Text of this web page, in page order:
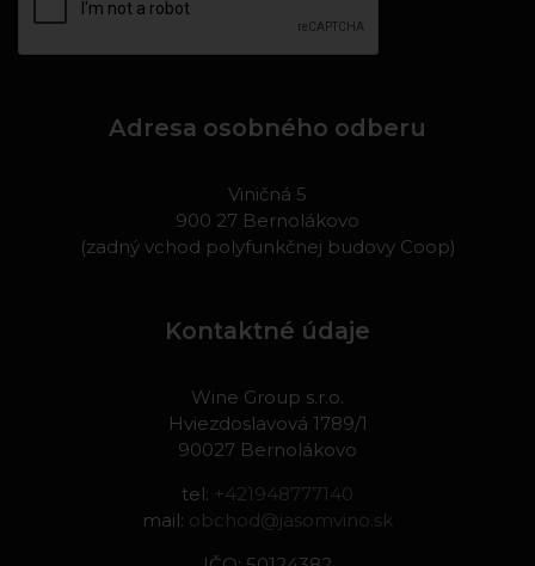
Adresa osobného odberu
Viničná 5
900 27 Bernolákovo
(zadný vchod polyfunkčnej budovy Coop)
Kontaktné údaje
Wine Group s.r.o.
Hviezdoslavová 1789/1
90027 Bernolákovo
tel: +421948777140
mail: obchod@jasomvino.sk